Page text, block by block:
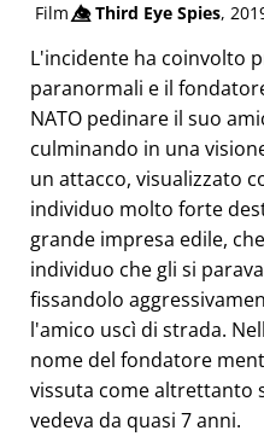
Film👁️⃤Third Eye Spies,
L'incidente ha coinvolto
paranormali e il
NATO pedinare il suo
culminando in una
un attacco, visualizzato
individuo molto forte
grande impresa edile,
individuo che gli si
fissandolo
l'amico uscì di strada.
nome del fondatore
vissuta come altrettanto
vedeva da quasi 7 anni.